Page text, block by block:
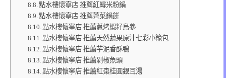
點水樓懷寧店 推薦紅蟳米粉鍋
點水樓懷寧店 推薦薺菜鍋餅
點水樓懷寧店 推薦蔥烤蝦籽烏參
點水樓懷寧店 推薦天然蔬果原汁七彩小籠包
點水樓懷寧店 推薦芋泥香酥鴨
點水樓懷寧店 推薦剁椒魚頭
點水樓懷寧店 推薦紅棗桂圓銀耳湯